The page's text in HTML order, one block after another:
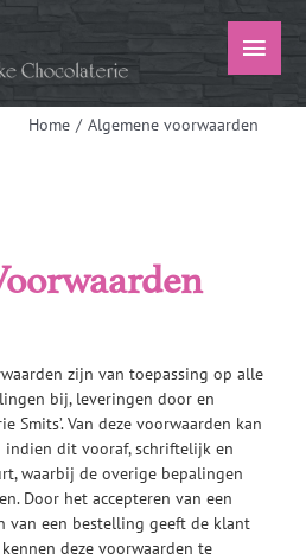
Home Algemene voorwaarden
zijn van toepassing op alle
bij, leveringen door en
Smits’. Van deze voorwaarden kan
indien dit vooraf, schriftelijk en
waarbij de overige bepalingen
Door het accepteren van een
van een bestelling geeft de klant
deze voorwaarden te